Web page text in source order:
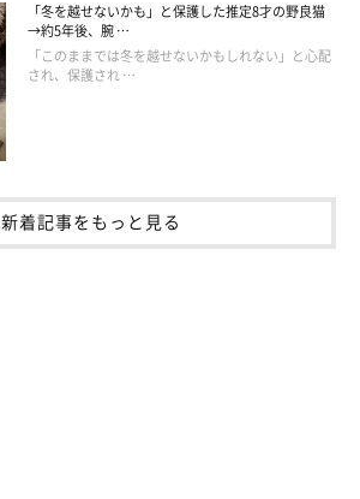
「冬を越せないかも」と保護した推定8才の野良猫
→約5年後、腕 …
「このままでは冬を越せないかもしれない」と心配
され、保護され …
新着記事をもっと見る